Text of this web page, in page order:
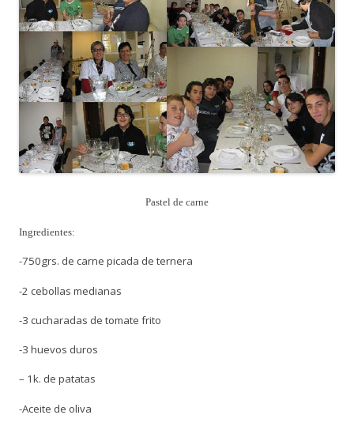
Pastel de carne
Ingredientes:
-750grs. de carne picada de ternera
-2 cebollas medianas
-3 cucharadas de tomate frito
-3 huevos duros
– 1k. de patatas
-Aceite de oliva